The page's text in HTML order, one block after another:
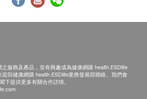
服務及產品，並有興趣成為健康網購 health.ESDlife
與健康網購 health.ESDlife業務發展部聯絡。我們會
下提供更多有關合作詳情。